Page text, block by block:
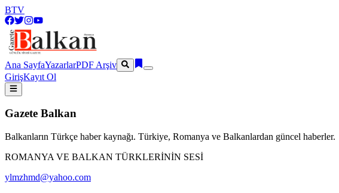
BTV
Ana SayfaYazarlarPDF Arşiv
GirişKayıt Ol
Gazete Balkan
Balkanların Türkçe haber kaynağı. Türkiye, Romanya ve Balkanlardan güncel haberler.
ROMANYA VE BALKAN TÜRKLERİNİN SESİ
ylmzhmd@yahoo.com